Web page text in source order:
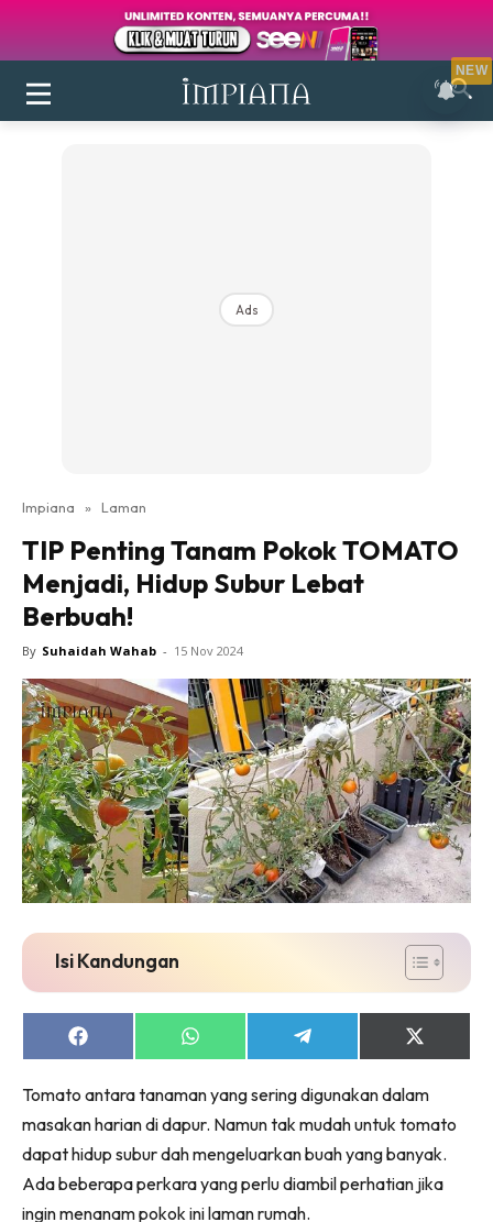
Login|Register
Ruang Makan
Ruang Tamu
Direktori
Interior Design
Landskap
DIY
Bilik Air
Bilik Tidur
Dapur
Ruang Makan
Make Over
Bilik Air
Dapur
Ruang Makan
Impiana Makeover
Makeover Ruang Selebriti
Destinasi
Hotel
Ads
Impiana » Laman
TIP Penting Tanam Pokok TOMATO
Menjadi, Hidup Subur Lebat
Berbuah!
By Suhaidah Wahab - 15 Nov 2024
Isi Kandungan
Share
on
Share
on
Share
on
Share
on
(Twitter)
Tomato antara tanaman yang sering digunakan dalam
masakan harian di dapur. Namun tak mudah untuk tomato
dapat hidup subur dah mengeluarkan buah yang banyak.
Ada beberapa perkara yang perlu diambil perhatian jika
ingin menanam pokok ini laman rumah.
NEW